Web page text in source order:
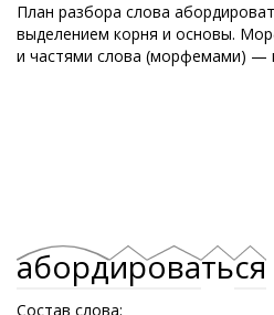
План разбора слова
выделением корня и основы.
и частями слова (морфемами) —
абордироваться
Состав слова: